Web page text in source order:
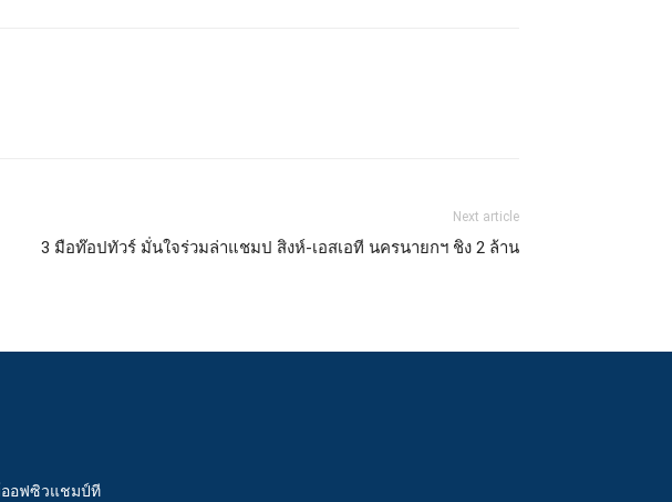
Next article
3 มือท๊อปทัวร์ มั่นใจร่วมล่าแชมป สิงห์-เอสเอที นครนายกฯ ชิง 2 ล้าน
อฟซิวแชมป์ที